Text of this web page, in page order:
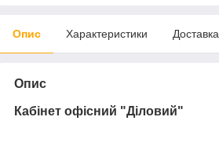
Опис Характеристики Доставка
Опис
Кабінет офісний "Діловий"